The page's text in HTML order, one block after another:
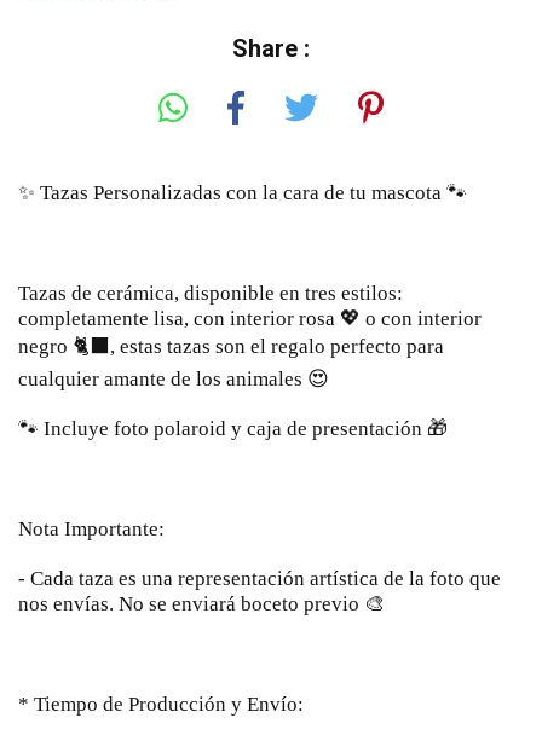
Share :
✨ Tazas Personalizadas con la cara de tu mascota 🐾
Tazas de cerámica, disponible en tres estilos:
completamente lisa, con interior rosa 💖 o con interior
negro 🐈‍⬛, estas tazas son el regalo perfecto para
cualquier amante de los animales 😍
🐾 Incluye foto polaroid y caja de presentación 🎁
Nota Importante:
- Cada taza es una representación artística de la foto que
nos envías. No se enviará boceto previo 🎨
* Tiempo de Producción y Envío: